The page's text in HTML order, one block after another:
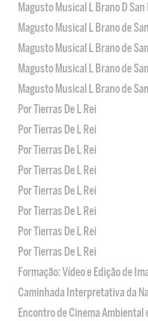
Magusto Musical L Brano D
Magusto Musical L Brano de
Magusto Musical L Brano de
Magusto Musical L Brano de
Magusto Musical L Brano de
Por Tierras De L Rei
Por Tierras De L Rei
Por Tierras De L Rei
Por Tierras De L Rei
Por Tierras De L Rei
Por Tierras De L Rei
Por Tierras De L Rei
Por Tierras De L Rei
Formação: Vídeo e Edição de
Caminhada Interpretativa da
Encontro de Cinema Ambiental